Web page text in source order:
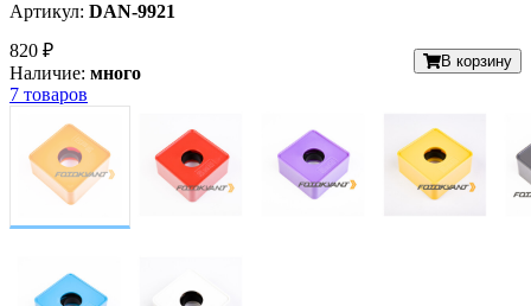
Артикул: DAN-9921
820 ₽
Наличие: много
В корзину
7 товаров